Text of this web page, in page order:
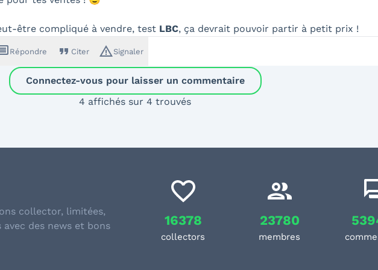
être compliqué à vendre, test LBC, ça devrait pouvoir partir à petit prix !
Répondre format_quote Citer warning_amberSignaler
Connectez-vous pour laisser un commentaire
4 affichés sur 4 trouvés
collector, limitées,
des news et bons
16378
collectors
23780
membres